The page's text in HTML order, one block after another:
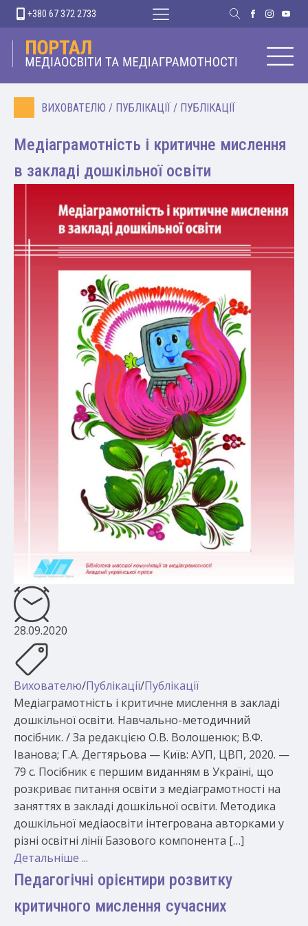
+380 67 372 2733
ВИХОВАТЕЛЮ / ПУБЛІКАЦІЇ / ПУБЛІКАЦІЇ
Медіаграмотність і критичне мислення
в закладі дошкільної освіти
28.09.2020
Вихователю/Публікації/Публікації
Медіаграмотність і критичне мислення в закладі
дошкільної освіти. Навчально-методичний
посібник. / За редакцією О.В. Волошенюк; В.Ф.
Іванова; Г.А. Дегтярьова — Київ: АУП, ЦВП, 2020. —
79 с. Посібник є першим виданням в Україні, що
розкриває питання освіти з медіаграмотності на
заняттях в закладі дошкільної освіти. Методика
дошкільної медіаосвіти інтегрована авторками у
різні освітні лінії Базового компонента […]
Детальніше ...
Педагогічні орієнтири розвитку
критичного мислення сучасних